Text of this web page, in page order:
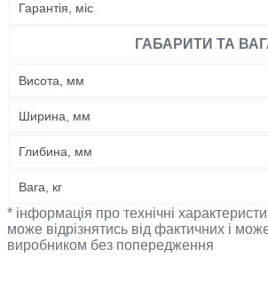
Гарантія, міс
ГАБАРИТИ ТА
Висота, мм
Ширина, мм
Глибина, мм
Вага, кг
* інформація про технічні
може відрізнятись від фактичних і
виробником без попередження